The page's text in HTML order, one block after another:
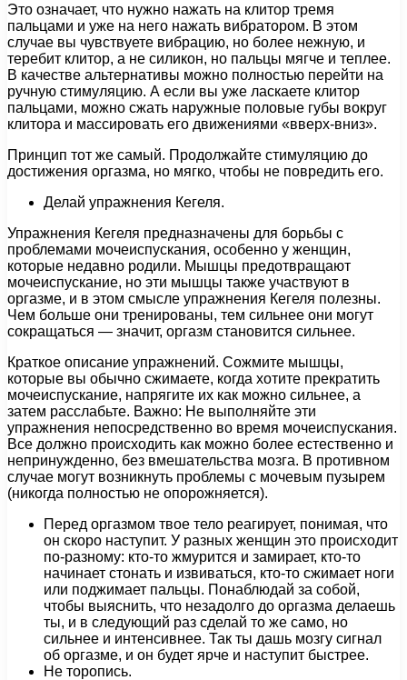
Это означает, что нужно нажать на клитор тремя
пальцами и уже на него нажать вибратором. В этом
случае вы чувствуете вибрацию, но более нежную, и
теребит клитор, а не силикон, но пальцы мягче и теплее.
В качестве альтернативы можно полностью перейти на
ручную стимуляцию. А если вы уже ласкаете клитор
пальцами, можно сжать наружные половые губы вокруг
клитора и массировать его движениями «вверх-вниз».
Принцип тот же самый. Продолжайте стимуляцию до
достижения оргазма, но мягко, чтобы не повредить его.
Делай упражнения Кегеля.
Упражнения Кегеля предназначены для борьбы с
проблемами мочеиспускания, особенно у женщин,
которые недавно родили. Мышцы предотвращают
мочеиспускание, но эти мышцы также участвуют в
оргазме, и в этом смысле упражнения Кегеля полезны.
Чем больше они тренированы, тем сильнее они могут
сокращаться — значит, оргазм становится сильнее.
Краткое описание упражнений. Сожмите мышцы,
которые вы обычно сжимаете, когда хотите прекратить
мочеиспускание, напрягите их как можно сильнее, а
затем расслабьте. Важно: Не выполняйте эти
упражнения непосредственно во время мочеиспускания.
Все должно происходить как можно более естественно и
непринужденно, без вмешательства мозга. В противном
случае могут возникнуть проблемы с мочевым пузырем
(никогда полностью не опорожняется).
Перед оргазмом твое тело реагирует, понимая, что
он скоро наступит. У разных женщин это происходит
по-разному: кто-то жмурится и замирает, кто-то
начинает стонать и извиваться, кто-то сжимает ноги
или поджимает пальцы. Понаблюдай за собой,
чтобы выяснить, что незадолго до оргазма делаешь
ты, и в следующий раз сделай то же само, но
сильнее и интенсивнее. Так ты дашь мозгу сигнал
об оргазме, и он будет ярче и наступит быстрее.
Не торопись.